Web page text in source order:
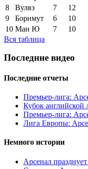
8
Вулвз 7
12
9
Борнмут 6
10
10 Ман Ю 7
10
Вся таблица
Последние видео
Последние отчеты
Премьер-лига:
Кубок английской
Премьер-лига:
Лига Европы:
Немного истории
Арсенал